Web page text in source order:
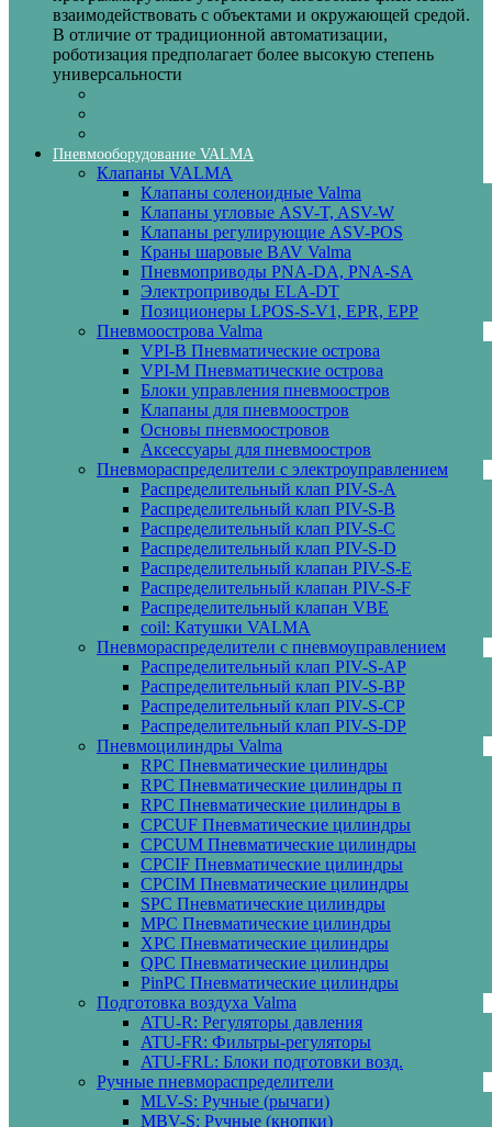
взаимодействовать с объектами и окружающей средой.
В отличие от традиционной автоматизации,
роботизация предполагает более высокую степень
универсальности
Пневмооборудование VALMA
Клапаны VALMA
Клапаны соленоидные Valma
Клапаны угловые ASV-T, ASV-W
Клапаны регулирующие ASV-POS
Краны шаровые BAV Valma
Пневмоприводы PNA-DA, PNA-SA
Электроприводы ELA-DT
Позиционеры LPOS-S-V1, EPR, EPP
Пневмоострова Valma
VPI-B Пневматические острова
VPI-M Пневматические острова
Блоки управления пневмоостров
Клапаны для пневмоостров
Основы пневмоостровов
Аксессуары для пневмоостров
Пневмораспределители с электроуправлением
Распределительный клап PIV-S-A
Распределительный клап PIV-S-B
Распределительный клап PIV-S-C
Распределительный клап PIV-S-D
Распределительный клапан PIV-S-E
Распределительный клапан PIV-S-F
Распределительный клапан VBE
coil: Катушки VALMA
Пневмораспределители с пневмоуправлением
Распределительный клап PIV-S-AP
Распределительный клап PIV-S-BP
Распределительный клап PIV-S-СP
Распределительный клап PIV-S-DP
Пневмоцилиндры Valma
RPC Пневматические цилиндры
RPC Пневматические цилиндры п
RPC Пневматические цилиндры в
CPCUF Пневматические цилиндры
CPCUM Пневматические цилиндры
CPCIF Пневматические цилиндры
CPCIM Пневматические цилиндры
SPC Пневматические цилиндры
MPC Пневматические цилиндры
XPC Пневматические цилиндры
QPC Пневматические цилиндры
PinPC Пневматические цилиндры
Подготовка воздуха Valma
ATU-R: Регуляторы давления
ATU-FR: Фильтры-регуляторы
ATU-FRL: Блоки подготовки возд.
Ручные пневмораспределители
MLV-S: Ручные (рычаги)
MBV-S: Ручные (кнопки)